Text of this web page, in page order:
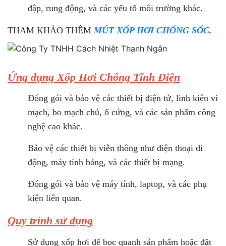
đập, rung động, và các yếu tố môi trường khác.
THAM KHẢO THÊMMÚT XỐP HƠI CHỐNG SỐC.
Ứng dụng Xốp Hơi Chống Tĩnh Điện
Đóng gói và bảo vệ các thiết bị điện tử, linh kiện vi
mạch, bo mạch chủ, ổ cứng, và các sản phẩm công
nghệ cao khác.
Bảo vệ các thiết bị viễn thông như điện thoại di
động, máy tính bảng, và các thiết bị mạng.
Đóng gói và bảo vệ máy tính, laptop, và các phụ
kiện liên quan.
Quy trình sử dụng
Sử dụng xốp hơi để bọc quanh sản phẩm hoặc đặt